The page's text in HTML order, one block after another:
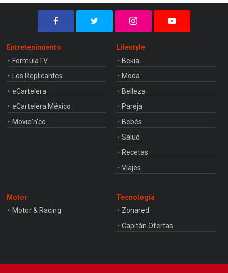
Entretenimiento
FormulaTV
Los Replicantes
eCartelera
eCartelera México
Movie'n'co
Lifestyle
Bekia
Moda
Belleza
Pareja
Bebés
Salud
Recetas
Viajes
Motor
Motor & Racing
Tecnología
Zonared
Capitán Ofertas